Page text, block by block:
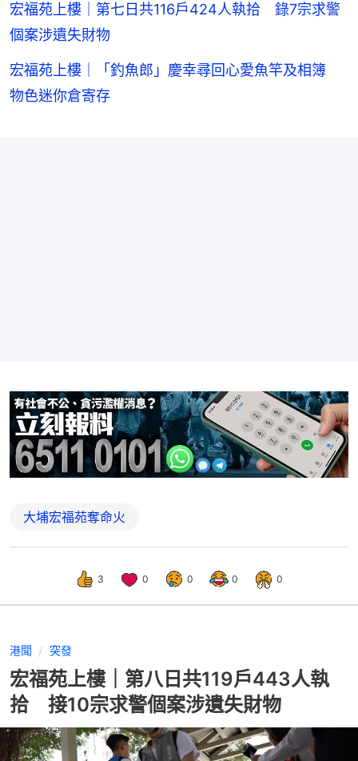
宏福苑上樓｜第七日共116戶424人執拾 錄7宗求警
個案涉遺失財物
宏福苑上樓｜「釣魚郎」慶幸尋回心愛魚竿及相簿
物色迷你倉寄存
大埔宏福苑奪命火
3 0 0 0 0
港聞 突發
宏福苑上樓｜第八日共119戶443人執
拾 接10宗求警個案涉遺失財物